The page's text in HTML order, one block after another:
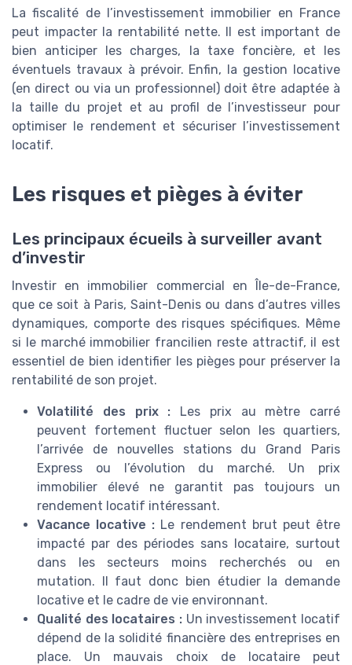
La fiscalité de l’investissement immobilier en France
peut impacter la rentabilité nette. Il est important de
bien anticiper les charges, la taxe foncière, et les
éventuels travaux à prévoir. Enfin, la gestion locative
(en direct ou via un professionnel) doit être adaptée à
la taille du projet et au profil de l’investisseur pour
optimiser le rendement et sécuriser l’investissement
locatif.
Les risques et pièges à éviter
Les principaux écueils à surveiller avant
d’investir
Investir en immobilier commercial en Île-de-France,
que ce soit à Paris, Saint-Denis ou dans d’autres villes
dynamiques, comporte des risques spécifiques. Même
si le marché immobilier francilien reste attractif, il est
essentiel de bien identifier les pièges pour préserver la
rentabilité de son projet.
Volatilité des prix : Les prix au mètre carré
peuvent fortement fluctuer selon les quartiers,
l’arrivée de nouvelles stations du Grand Paris
Express ou l’évolution du marché. Un prix
immobilier élevé ne garantit pas toujours un
rendement locatif intéressant.
Vacance locative : Le rendement brut peut être
impacté par des périodes sans locataire, surtout
dans les secteurs moins recherchés ou en
mutation. Il faut donc bien étudier la demande
locative et le cadre de vie environnant.
Qualité des locataires : Un investissement locatif
dépend de la solidité financière des entreprises en
place. Un mauvais choix de locataire peut